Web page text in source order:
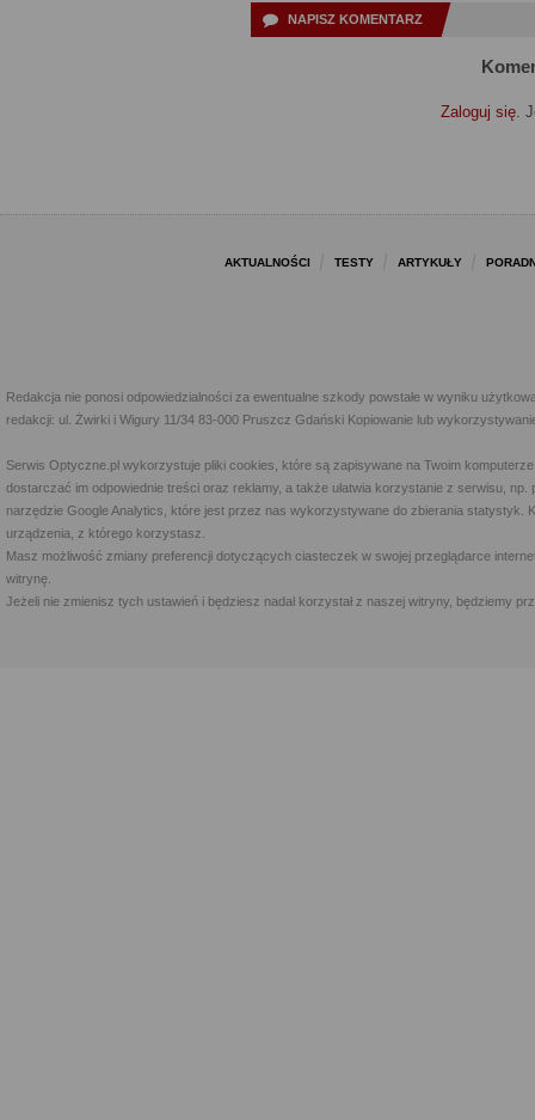
NAPISZ KOMENTARZ
Zaloguj się.
AKTUALNOŚCI TESTY ARTYKUŁY
Redakcja nie ponosi odpowiedzialności za ewentualne szkody powstałe w wyniku
redakcji: ul. Żwirki i Wigury 11/34 83-000 Pruszcz Gdański Kopiowanie lub
Serwis Optyczne.pl wykorzystuje pliki cookies, które są zapisywane na Twoim
dostarczać im odpowiednie treści oraz reklamy, a także ułatwia korzystanie z serwisu,
narzędzie Google Analytics, które jest przez nas wykorzystywane do zbierania statystyk.
urządzenia, z którego korzystasz.
Masz możliwość zmiany preferencji dotyczących ciasteczek w swojej przeglądarce
witrynę.
Jeżeli nie zmienisz tych ustawień i będziesz nadal korzystał z naszej witryny, będziemy